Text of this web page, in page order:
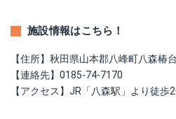
施設情報はこちら！
【住所】秋田県山本郡八峰町八森椿
【連絡先】0185-74-7170
【アクセス】JR「八森駅」より徒歩